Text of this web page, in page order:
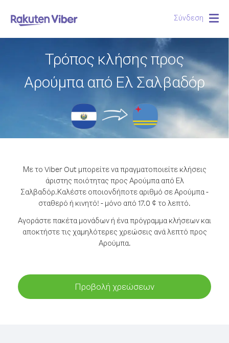
Σύνδεση
Τρόπος κλήσης προς
Αρούμπα από Ελ Σαλβαδόρ
Με το Viber Out μπορείτε να πραγματοποιείτε κλήσεις
άριστης ποιότητας προς Αρούμπα από Ελ
Σαλβαδόρ.Καλέστε οποιονδήποτε αριθμό σε Αρούμπα -
σταθερό ή κινητό! - μόνο από 17.0 ¢ το λεπτό.
Αγοράστε πακέτα μονάδων ή ένα πρόγραμμα κλήσεων και
αποκτήστε τις χαμηλότερες χρεώσεις ανά λεπτό προς
Αρούμπα.
Προβολή χρεώσεων